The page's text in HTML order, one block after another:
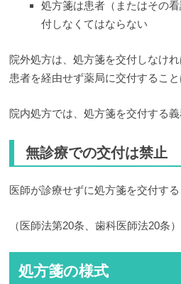
処方箋は患者（またはその
付しなくてはならない
院外処方は、処方箋を交付しなけ
患者を経由せず薬局に交付すること
院内処方では、処方箋を交付する義
無診療での交付は禁止
医師が診療せずに処方箋を交付す
（医師法第20条、歯科医師法20条）
処方箋の様式